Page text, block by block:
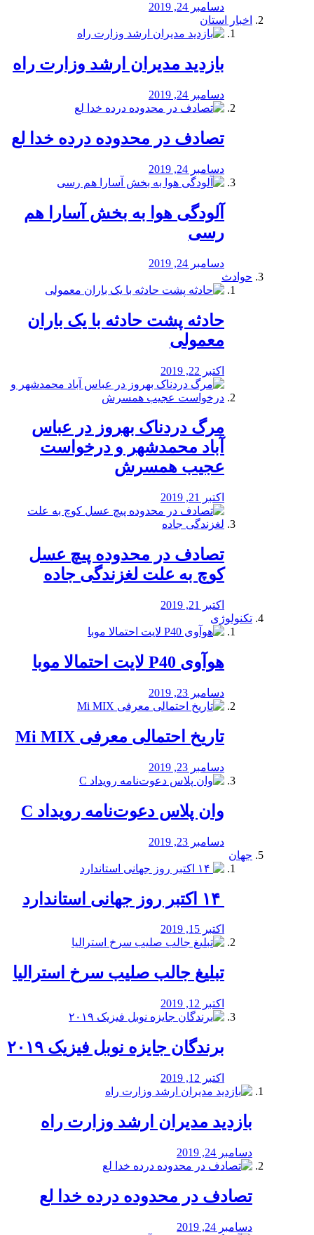
دسامبر 24, 2019
اخبار استان
بازدید مدیران ارشد وزارت راه
دسامبر 24, 2019
تصادف در محدوده درده خدا لع
دسامبر 24, 2019
آلودگی هوا به بخش آسارا هم
رسی
دسامبر 24, 2019
حوادث
️حادثه پشت حادثه با یک باران
معمولی
اکتبر 22, 2019
مرگ دردناک بهروز در عباس
آباد محمدشهر و درخواست
عجیب همسرش
اکتبر 21, 2019
تصادف در محدوده پیچ عسل
کوچ به علت لغزندگی جاده
اکتبر 21, 2019
تکنولوژی
هوآوی P40 لایت احتمالا موبا
دسامبر 23, 2019
تاریخ احتمالی معرفی Mi MIX
دسامبر 23, 2019
وان پلاس دعوت‌نامه رویداد C
دسامبر 23, 2019
جهان
اکتبر 15, 2019
تبلیغ جالب صلیب سرخ استرالیا
اکتبر 12, 2019
برندگان جایزه نوبل فیزیک ۲۰۱۹
اکتبر 12, 2019
بازدید مدیران ارشد وزارت راه
دسامبر 24, 2019
تصادف در محدوده درده خدا لع
دسامبر 24, 2019